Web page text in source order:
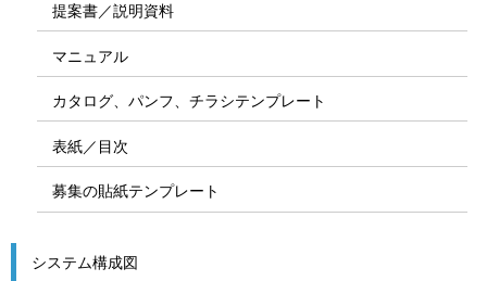
提案書／説明資料
マニュアル
カタログ、パンフ、チラシテンプレート
表紙／目次
募集の貼紙テンプレート
システム構成図